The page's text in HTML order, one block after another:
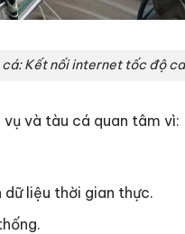
Kết nối internet tốc độ
và tàu cá quan tâm vì:
liệu thời gian thực.